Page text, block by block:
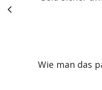
Wie man das